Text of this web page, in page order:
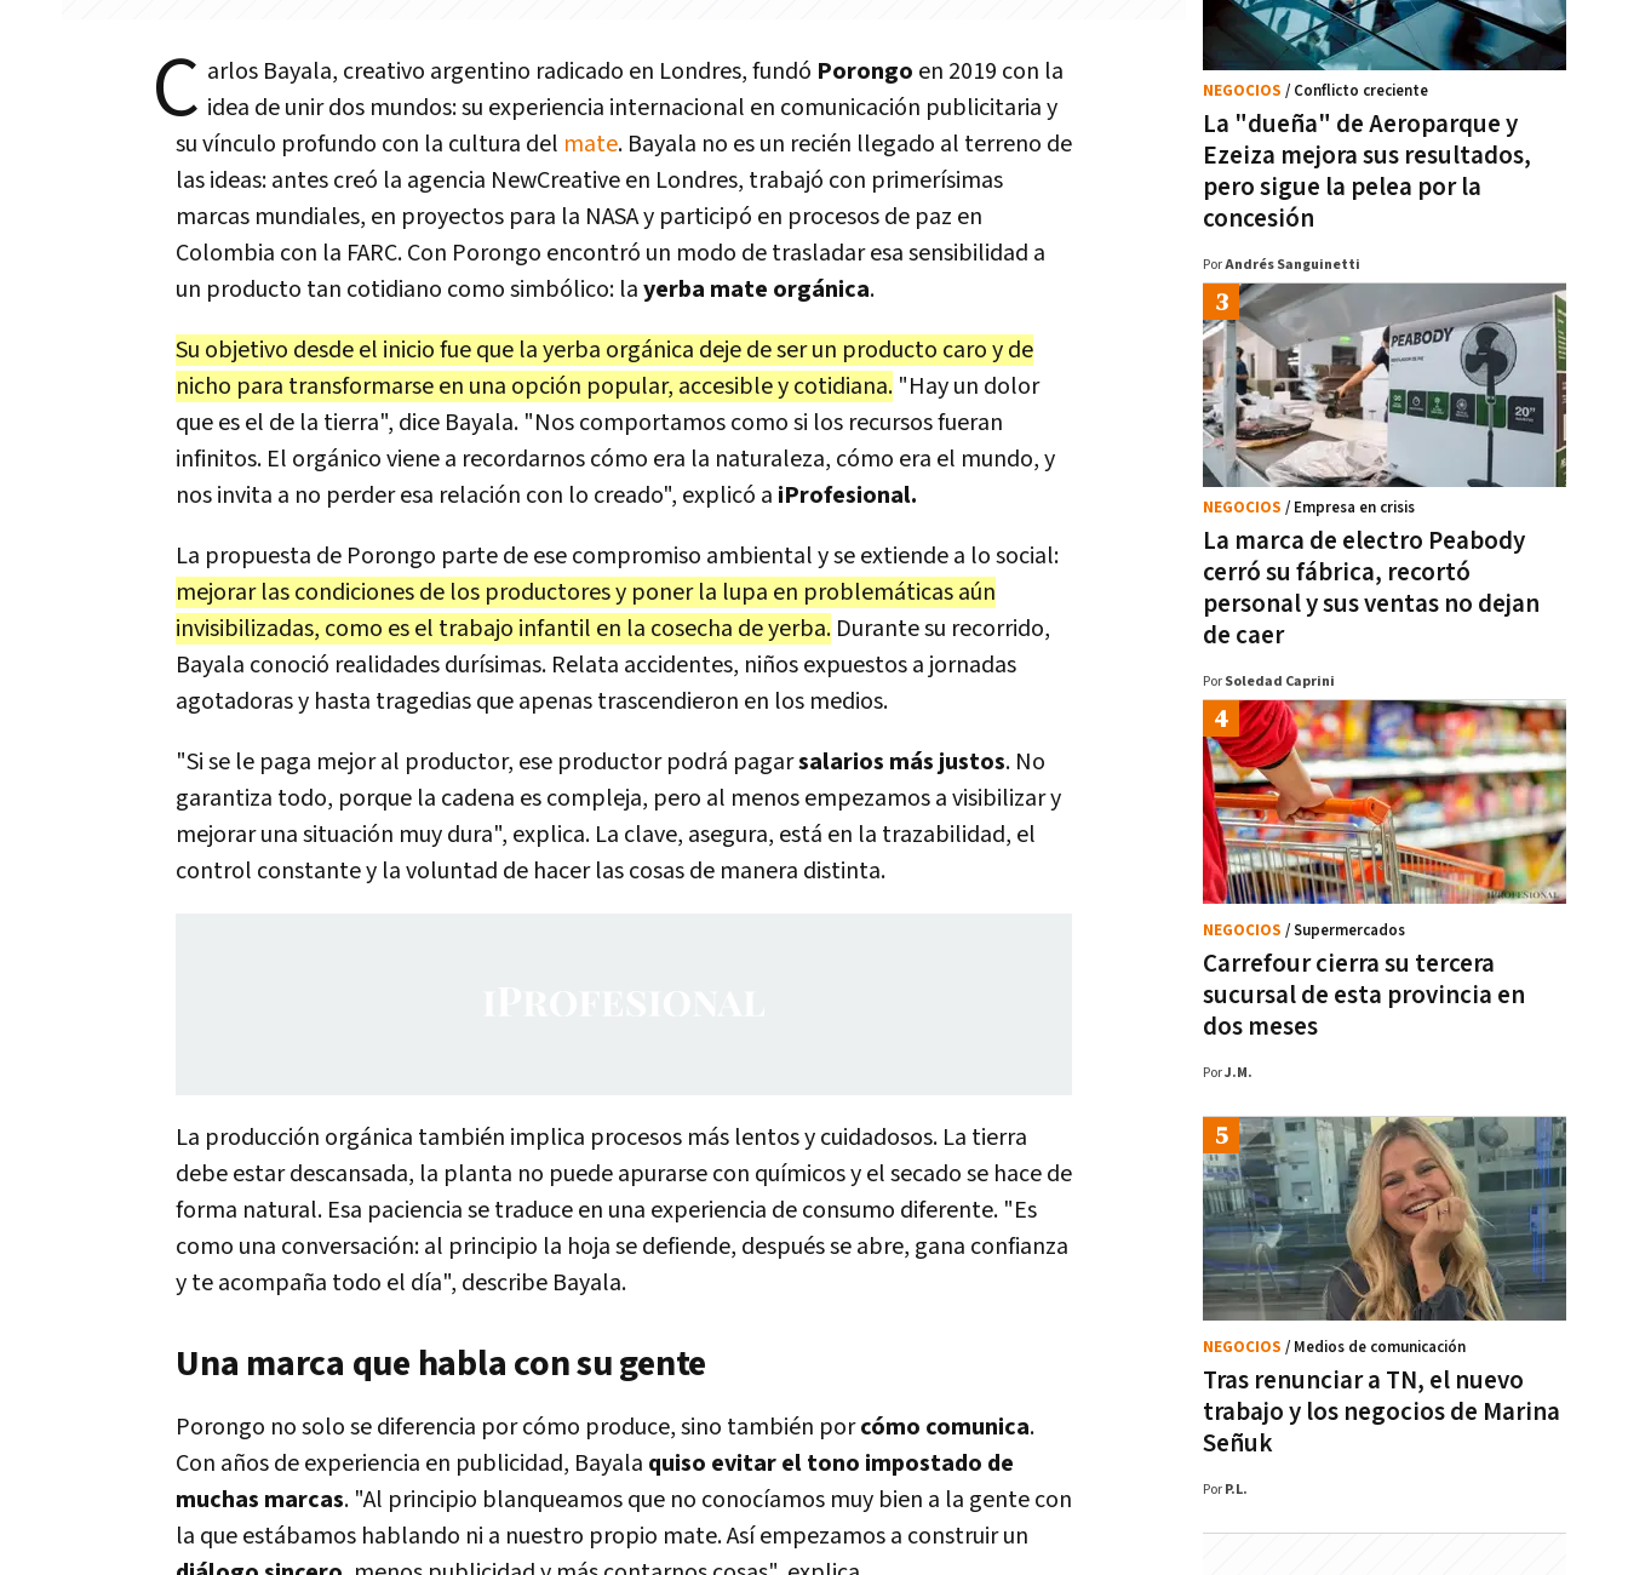
C arlos Bayala, creativo argentino radicado en Londres, fundó Porongo en 2019 con la
idea de unir dos mundos: su experiencia internacional en comunicación publicitaria y
su vínculo profundo con la cultura del mate. Bayala no es un recién llegado al terreno de
las ideas: antes creó la agencia NewCreative en Londres, trabajó con primerísimas
marcas mundiales, en proyectos para la NASA y participó en procesos de paz en
Colombia con la FARC. Con Porongo encontró un modo de trasladar esa sensibilidad a
un producto tan cotidiano como simbólico: layerba mate orgánica.
Su objetivo desde el inicio fue que la yerba orgánica deje de ser un producto caro y de
nicho para transformarse en una opción popular, accesible y cotidiana. "Hay un dolor
que es el de la tierra", dice Bayala. "Nos comportamos como si los recursos fueran
infinitos. El orgánico viene a recordarnos cómo era la naturaleza, cómo era el mundo, y
nos invita a no perder esa relación con lo creado", explicó a iProfesional.
La propuesta de Porongo parte de ese compromiso ambiental y se extiende a lo social:
mejorar las condiciones de los productores y poner la lupa en problemáticas aún
invisibilizadas, como es el trabajo infantil en la cosecha de yerba. Durante su recorrido,
Bayala conoció realidades durísimas. Relata accidentes, niños expuestos a jornadas
agotadoras y hasta tragedias que apenas trascendieron en los medios.
"Si se le paga mejor al productor, ese productor podrá pagarsalarios más justos. No
garantiza todo, porque la cadena es compleja, pero al menos empezamos a visibilizar y
mejorar una situación muy dura", explica. La clave, asegura, está en la trazabilidad, el
control constante y la voluntad de hacer las cosas de manera distinta.
La producción orgánica también implica procesos más lentos y cuidadosos. La tierra
debe estar descansada, la planta no puede apurarse con químicos y el secado se hace de
forma natural. Esa paciencia se traduce en una experiencia de consumo diferente. "Es
como una conversación: al principio la hoja se defiende, después se abre, gana confianza
y te acompaña todo el día", describe Bayala.
Una marca que habla con su gente
Porongo no solo se diferencia por cómo produce, sino también porcómo comunica.
Con años de experiencia en publicidad, Bayala quiso evitar el tono impostado de
muchas marcas. "Al principio blanqueamos que no conocíamos muy bien a la gente con
la que estábamos hablando ni a nuestro propio mate. Así empezamos a construir un
La "dueña" de Aeroparque y
Ezeiza mejora sus resultados,
pero sigue la pelea por la
concesión
NEGOCIOS / Conflicto creciente
PorAndrés Sanguinetti
La marca de electro Peabody
cerró su fábrica, recortó
personal y sus ventas no dejan
de caer
NEGOCIOS / Empresa en crisis
Por Soledad Caprini
Carrefour cierra su tercera
sucursal de esta provincia en
dos meses
NEGOCIOS / Supermercados
PorJ.M.
Tras renunciar a TN, el nuevo
trabajo y los negocios de Marina
Señuk
NEGOCIOS / Medios de comunicación
Por P.L.